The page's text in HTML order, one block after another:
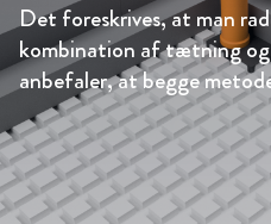
Det foreskrives, at man
kombination af tætning
anbefaler, at begge